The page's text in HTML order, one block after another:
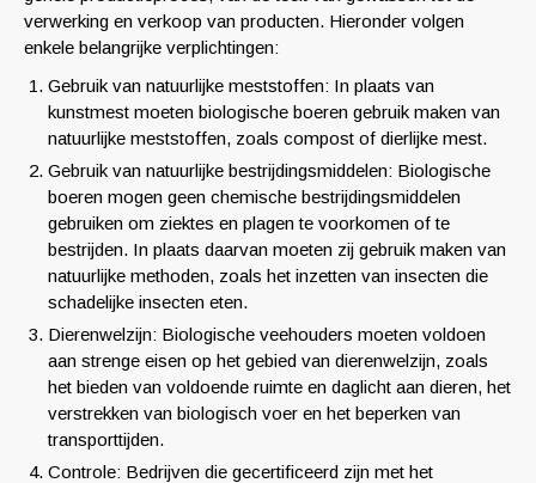
verwerking en verkoop van producten. Hieronder volgen
enkele belangrijke verplichtingen:
Gebruik van natuurlijke meststoffen: In plaats van
kunstmest moeten biologische boeren gebruik maken van
natuurlijke meststoffen, zoals compost of dierlijke mest.
Gebruik van natuurlijke bestrijdingsmiddelen: Biologische
boeren mogen geen chemische bestrijdingsmiddelen
gebruiken om ziektes en plagen te voorkomen of te
bestrijden. In plaats daarvan moeten zij gebruik maken van
natuurlijke methoden, zoals het inzetten van insecten die
schadelijke insecten eten.
Dierenwelzijn: Biologische veehouders moeten voldoen
aan strenge eisen op het gebied van dierenwelzijn, zoals
het bieden van voldoende ruimte en daglicht aan dieren, het
verstrekken van biologisch voer en het beperken van
transporttijden.
Controle: Bedrijven die gecertificeerd zijn met het